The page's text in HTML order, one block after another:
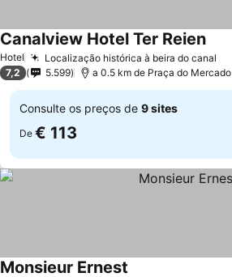
Hotel Localização histórica à beira do canal
Canalview Hotel Ter Reien
7,2 5.599 a 0.5 km de Praça do Mercado
Consulte os preços de 9 sites
De € 113
Monsieur Ernest